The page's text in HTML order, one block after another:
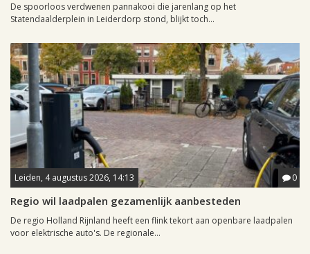
De spoorloos verdwenen pannakooi die jarenlang op het
Statendaalderplein in Leiderdorp stond, blijkt toch...
Leiden, 4 augustus 2026, 14:13 0
Regio wil laadpalen gezamenlijk aanbesteden
De regio Holland Rijnland heeft een flink tekort aan openbare laadpalen
voor elektrische auto's. De regionale...